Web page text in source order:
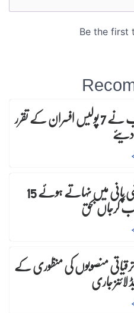
آئی جی پنجاب نے 7 پولیس افسران کے تقرر
یوحناآباد:بارشی پانی میں نہاتے ہوئے 15 کرجاں بحق
منصوبوں کی منظوری کے
جاری